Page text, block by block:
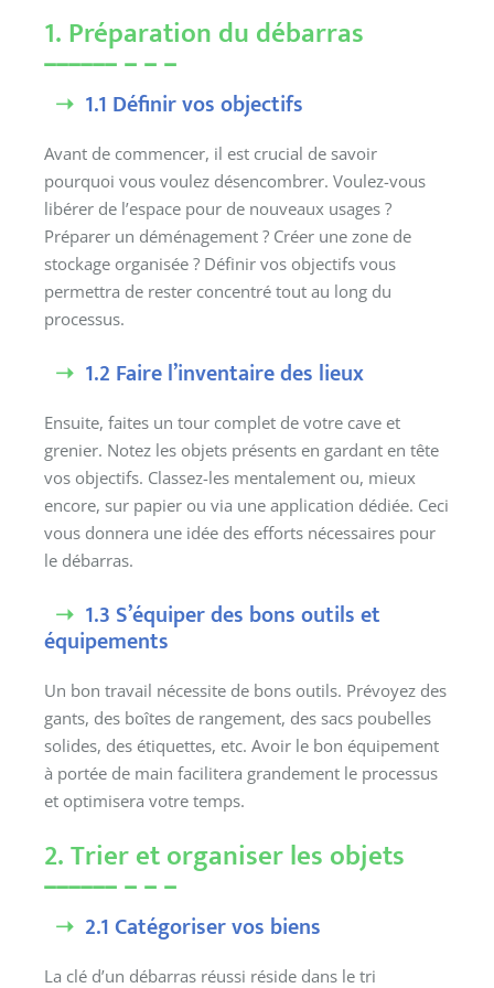
1. Préparation du débarras
1.1 Définir vos objectifs
Avant de commencer, il est crucial de savoir
pourquoi vous voulez désencombrer. Voulez-vous
libérer de l’espace pour de nouveaux usages ?
Préparer un déménagement ? Créer une zone de
stockage organisée ? Définir vos objectifs vous
permettra de rester concentré tout au long du
processus.
1.2 Faire l’inventaire des lieux
Ensuite, faites un tour complet de votre cave et
grenier. Notez les objets présents en gardant en tête
vos objectifs. Classez-les mentalement ou, mieux
encore, sur papier ou via une application dédiée. Ceci
vous donnera une idée des efforts nécessaires pour
le débarras.
1.3 S’équiper des bons outils et
équipements
Un bon travail nécessite de bons outils. Prévoyez des
gants, des boîtes de rangement, des sacs poubelles
solides, des étiquettes, etc. Avoir le bon équipement
à portée de main facilitera grandement le processus
et optimisera votre temps.
2. Trier et organiser les objets
2.1 Catégoriser vos biens
La clé d’un débarras réussi réside dans le tri